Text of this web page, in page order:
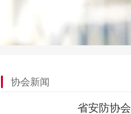
协会新闻
省安防协